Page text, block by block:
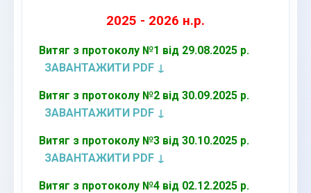
2025 - 2026 н.р.
Витяг з протоколу №1 від 29.08.2025 р.
ЗАВАНТАЖИТИ PDF ↓
Витяг з протоколу №2 від 30.09.2025 р.
ЗАВАНТАЖИТИ PDF ↓
Витяг з протоколу №3 від 30.10.2025 р.
ЗАВАНТАЖИТИ PDF ↓
Витяг з протоколу №4 від 02.12.2025 р.